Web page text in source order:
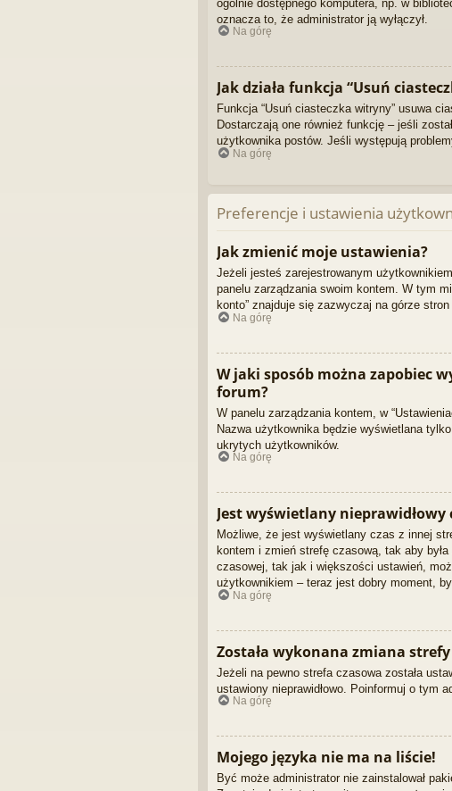
ogólnie dostępnego komputera, np. w
oznacza to, że administrator ją wyłączył.
Na górę
Jak działa funkcja “Usuń
Funkcja “Usuń ciasteczka witryny” usuwa
Dostarczają one również funkcję – jeśli
użytkownika postów. Jeśli występują
Na górę
Preferencje i ustawienia
Jak zmienić moje ustawienia?
Jeżeli jesteś zarejestrowanym
panelu zarządzania swoim kontem. W tym
konto” znajduje się zazwyczaj na górze stron
Na górę
W jaki sposób można zapobiec
forum?
W panelu zarządzania kontem, w
Nazwa użytkownika będzie wyświetlana
ukrytych użytkowników.
Na górę
Jest wyświetlany nieprawidłowy
Możliwe, że jest wyświetlany czas z innej
kontem i zmień strefę czasową, tak aby
czasowej, tak jak i większości ustawień,
użytkownikiem – teraz jest dobry moment,
Na górę
Została wykonana zmiana
Jeżeli na pewno strefa czasowa została
ustawiony nieprawidłowo. Poinformuj o tym
Na górę
Mojego języka nie ma na liście!
Być może administrator nie zainstalował